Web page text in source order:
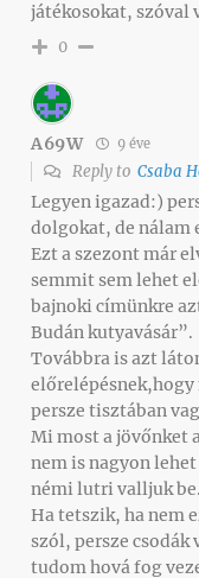
játékosokat, szóval
0
A69W 9 éve
Reply to Csaba
Legyen igazad:)
dolgokat, de nálam
Ezt a szezont már
semmit sem lehet
bajnoki címünkre
Budán kutyavásár”.
Továbbra is azt
persze tisztában
Mi most a jövőnket
nem is nagyon
némi lutri valljuk be.
Ha tetszik, ha nem
szól, persze csodák
tudom hová fog